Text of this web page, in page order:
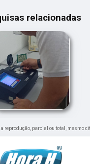
relacionadas
reprodução, parcial ou total,